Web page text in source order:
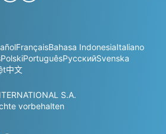
FrançaisBahasa IndonesiaItaliano
PolskiPortuguêsРусскийSvenska
中文
S.A.
vorbehalten